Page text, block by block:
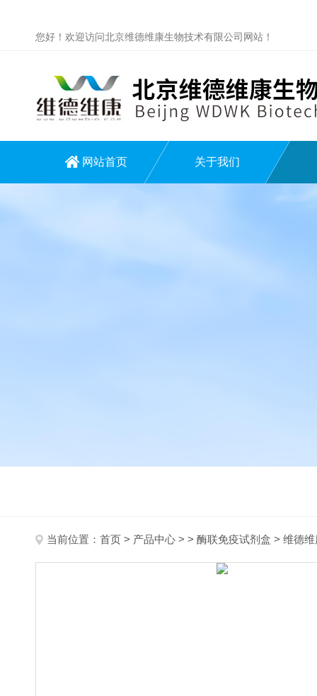
您好！欢迎访问北京维德维康生物技术有限公司网站！
网站首页 关于我们
当前位置： 首页 > 产品中心 > > 酶联免疫试剂盒 > 维德